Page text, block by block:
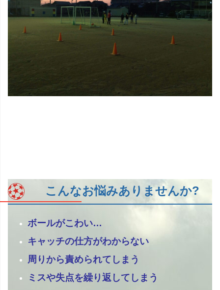
こんなお悩みありませんか?
ボールがこわい…
キャッチの仕方がわからない
周りから責められてしまう
ミスや失点を繰り返してしまう